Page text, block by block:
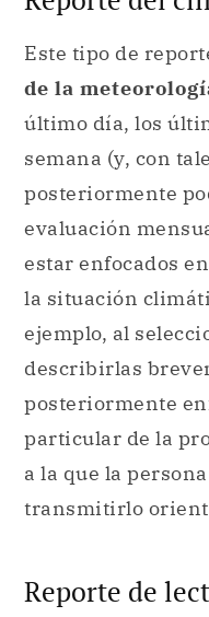
Este tipo de
de la
último día, los
semana (y, con
posteriormente
evaluación
estar enfocados
la situación
ejemplo, al
describirlas
posteriormente
particular de la
a la que la
transmitirlo
Reporte de